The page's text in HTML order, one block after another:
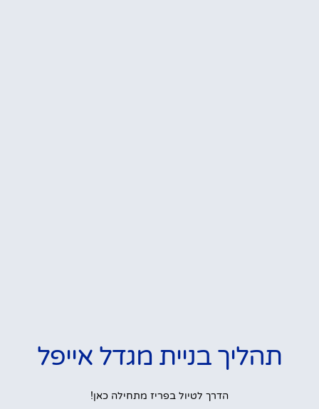
תהליך בניית מגדל אייפל
הדרך לטיול בפריז מתחילה כאן!